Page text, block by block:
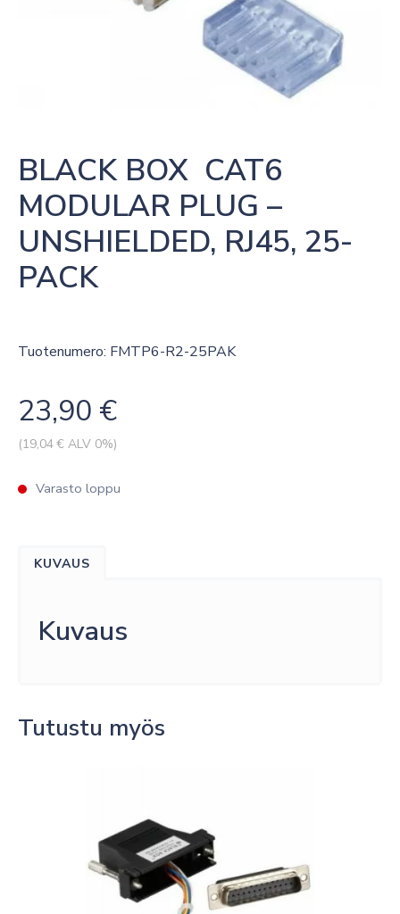
BLACK BOX  CAT6
MODULAR PLUG –
UNSHIELDED, RJ45, 25-
PACK
Tuotenumero: FMTP6-R2-25PAK
23,90 €
(19,04€ ALV 0%)
Varasto loppu
KUVAUS
Kuvaus
Tutustu myös